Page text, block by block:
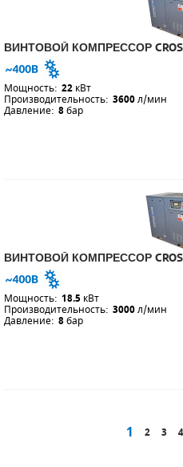
ВИНТОВОЙ КОМПРЕССОР
Мощность: 22 кВт
Производительность: 3600л/мин
Давление: 8бар
ВИНТОВОЙ КОМПРЕССОР
Мощность: 18.5 кВт
Производительность: 3000л/мин
Давление: 8бар
1 2 3 4